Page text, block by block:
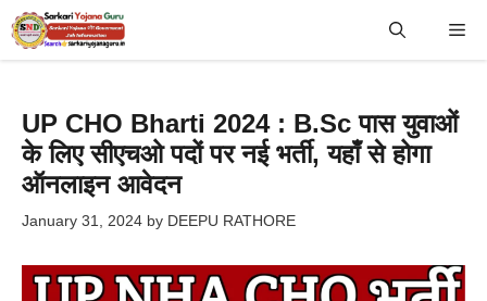
Skip
to
UP CHO Bharti 2024 : B.Sc पास युवाओं
के लिए सीएचओ पदों पर नई भर्ती, यहाँ से होगा
ऑनलाइन आवेदन
January 31, 2024 by DEEPU RATHORE